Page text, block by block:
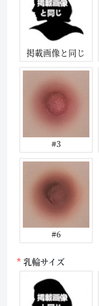
掲載画像と同じ
#3
#6
乳輪サイズ